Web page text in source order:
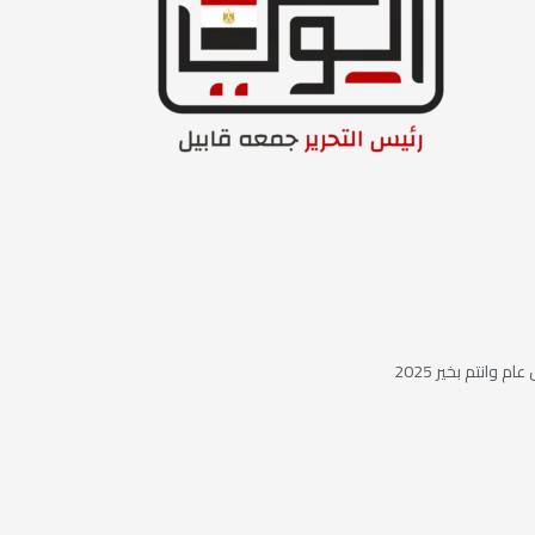
وانتم بخير 2025